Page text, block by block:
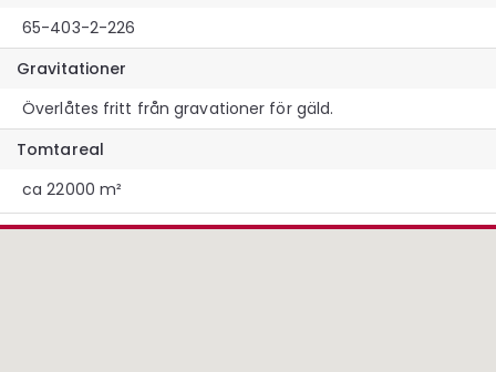
65-403-2-226
Gravitationer
Överlåtes fritt från gravationer för gäld.
Tomtareal
ca 22000 m²